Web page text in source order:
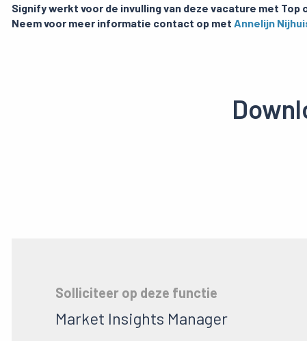
Signify werkt voor de invulling van deze vacature met Top
Neem voor meer informatie contact op met Annelijn
Solliciteer op deze functie
Market Insights Manager